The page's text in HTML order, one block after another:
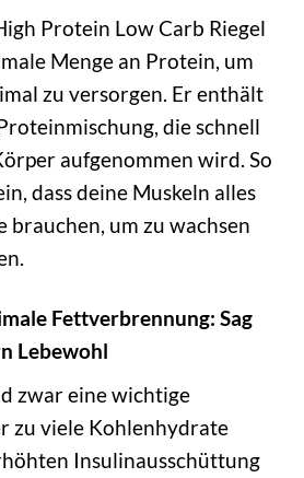
Protein Low Carb Riegel
Menge an Protein, um
zu versorgen. Er enthält
die schnell
aufgenommen wird. So
dass deine Muskeln alles
brauchen, um zu wachsen
Fettverbrennung: Sag
Lebewohl
zwar eine wichtige
zu viele Kohlenhydrate
Insulinausschüttung